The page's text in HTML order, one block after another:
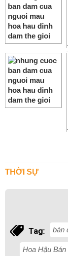
THỜI SỰ
Tag: bán
Hoa Hậu Bán